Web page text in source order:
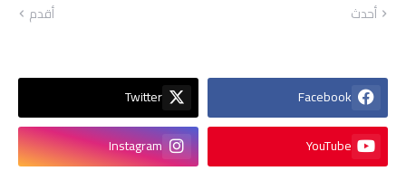
أحدث أقدم
Facebook
Twitter
YouTube
Instagram